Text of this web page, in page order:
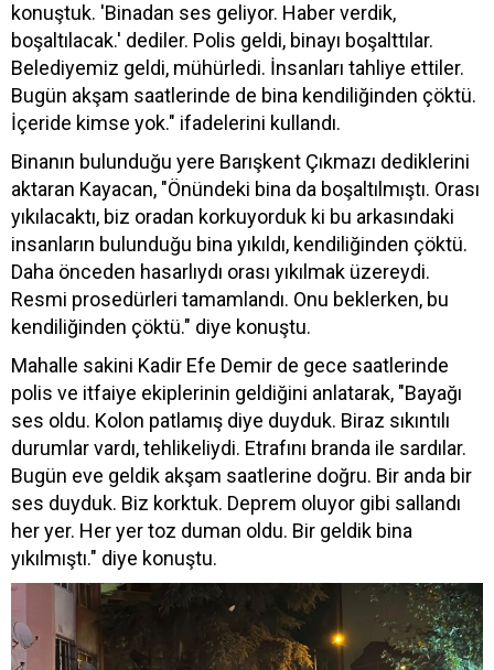
konuştuk. 'Binadan ses geliyor. Haber verdik,
boşaltılacak.' dediler. Polis geldi, binayı boşalttılar.
Belediyemiz geldi, mühürledi. İnsanları tahliye ettiler.
Bugün akşam saatlerinde de bina kendiliğinden çöktü.
İçeride kimse yok." ifadelerini kullandı.
Binanın bulunduğu yere Barışkent Çıkmazı dediklerini
aktaran Kayacan, "Önündeki bina da boşaltılmıştı. Orası
yıkılacaktı, biz oradan korkuyorduk ki bu arkasındaki
insanların bulunduğu bina yıkıldı, kendiliğinden çöktü.
Daha önceden hasarlıydı orası yıkılmak üzereydi.
Resmi prosedürleri tamamlandı. Onu beklerken, bu
kendiliğinden çöktü." diye konuştu.
Mahalle sakini Kadir Efe Demir de gece saatlerinde
polis ve itfaiye ekiplerinin geldiğini anlatarak, "Bayağı
ses oldu. Kolon patlamış diye duyduk. Biraz sıkıntılı
durumlar vardı, tehlikeliydi. Etrafını branda ile sardılar.
Bugün eve geldik akşam saatlerine doğru. Bir anda bir
ses duyduk. Biz korktuk. Deprem oluyor gibi sallandı
her yer. Her yer toz duman oldu. Bir geldik bina
yıkılmıştı." diye konuştu.